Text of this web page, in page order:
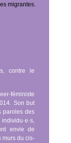
migrantes.
contre le
féministe
Son but
paroles des
envie de
murs du cis-